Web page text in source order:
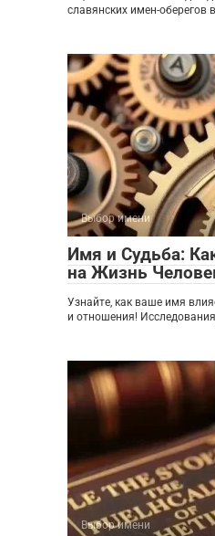
славянских имен-оберегов
Выбор имени
Имя и Судьба:
на Жизнь
Узнайте, как ваше имя
и отношения!
Выбор имени